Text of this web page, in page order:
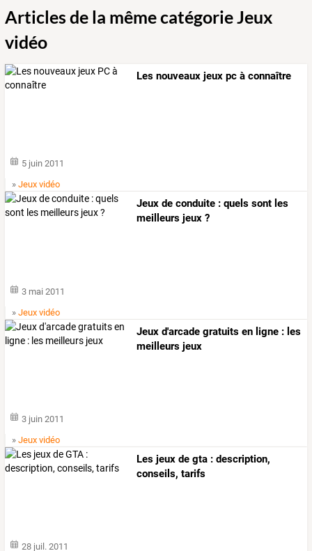
Articles de la même catégorie Jeux
vidéo
Les nouveaux jeux pc à connaître
5 juin 2011
»Jeux vidéo
Jeux de conduite : quels sont les
meilleurs jeux ?
3 mai 2011
»Jeux vidéo
Jeux d'arcade gratuits en ligne : les
meilleurs jeux
3 juin 2011
»Jeux vidéo
Les jeux de gta : description,
conseils, tarifs
28 juil. 2011